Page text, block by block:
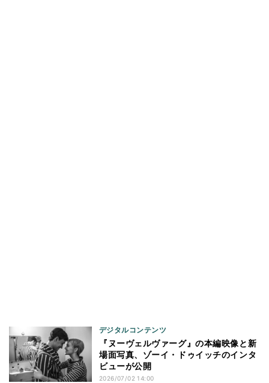
デジタルコンテンツ
『ヌーヴェルヴァーグ』の本編映像と新
場面写真、ゾーイ・ドゥイッチのインタ
ビューが公開
2026/07/02 14:00